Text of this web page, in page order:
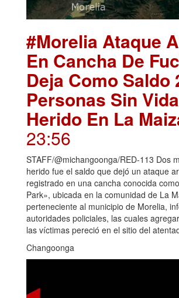
#Morelia Ataque
En Cancha De
Deja Como Saldo
Personas Sin
Herido En La
23:56
STAFF/@michangoonga/RED-113 Dos
herido fue el saldo que dejó un ataque
registrado en una cancha conocida
Park», ubicada en la comunidad de La
perteneciente al municipio de Morelia,
autoridades policiales, las cuales
las víctimas pereció en el sitio del
Changoonga